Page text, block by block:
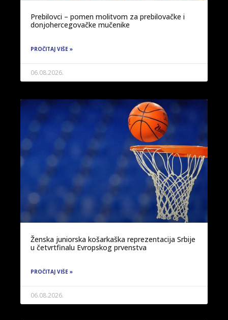
Prebilovci – pomen molitvom za prebilovačke i
donjohercegovačke mučenike
PROČITAJ VIŠE »
06.08.2026.
Ženska juniorska košarkaška reprezentacija Srbije
u četvrtfinalu Evropskog prvenstva
PROČITAJ VIŠE »
06.08.2026.